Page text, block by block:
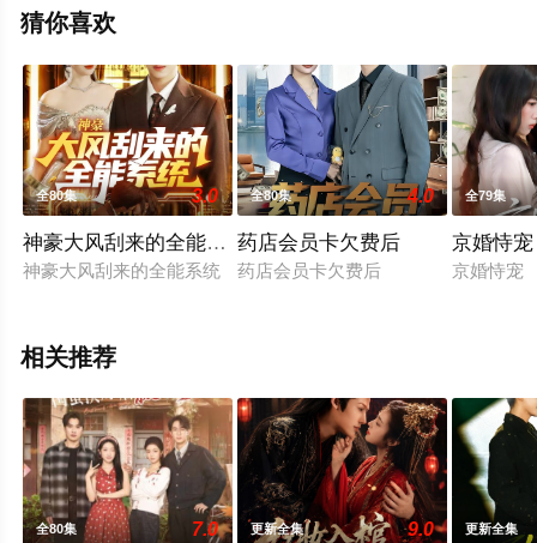
豆瓣电视剧、电视猫或剧情网等平台了解。
猜你喜欢
全80集 3.0
神豪大风刮来的全能系统
神豪大风刮来的全能系统
全80集 4.0
药店会员卡欠费后
药店会员卡欠费后
全79集
京婚恃宠
京婚恃宠
相关推荐
全80集 7.0 更新全集 9.0 更新全集